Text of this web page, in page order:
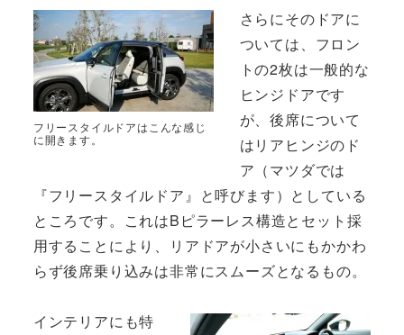
フリースタイルドアはこんな感じ
に開きます。
さらにそのドアに
ついては、フロン
トの2枚は一般的な
ヒンジドアです
が、後席について
はリアヒンジのド
ア（マツダでは
『フリースタイルドア』と呼びます）としている
ところです。これはBピラーレス構造とセット採
用することにより、リアドアが小さいにもかかわ
らず後席乗り込みは非常にスムーズとなるもの。
インテリアにも特